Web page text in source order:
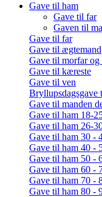
Gave til ham
Gave til far
Gaven til
Gave til far
Gave til ægtemand
Gave til morfar og
Gave til kæreste
Gave til ven
Bryllupsdagsgave
Gave til manden
Gave til ham 18-
Gave til ham 26-
Gave til ham 30 -
Gave til ham 40 -
Gave til ham 50 -
Gave til ham 60 -
Gave til ham 70 -
Gave til ham 80 -